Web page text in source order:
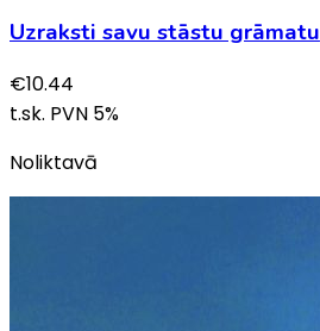
Uzraksti savu stāstu grāmatu
€10.44
t.sk. PVN 5%
Noliktavā